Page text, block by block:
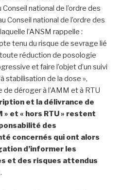
national de l’ordre des
Conseil national de l’ordre des
l’ANSM rappelle :
tenu du risque de sevrage lié
réduction de posologie
et faire l’objet d’un suivi
stabilisation de la dose »,
déroger à l’AMM et à RTU
et la délivrance de
» et « hors RTU » restent
des
concernés qui ont alors
d’informer les
et des risques attendus